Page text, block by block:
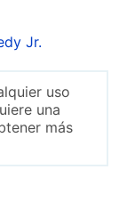
Jr.
uso
una
más